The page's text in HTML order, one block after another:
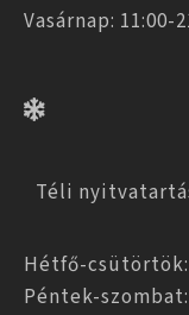
Vasárnap: 11:00-
Téli
Hétfő-csütörtök:
Péntek-szombat: